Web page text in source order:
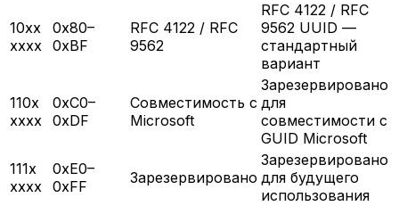
10xx
xxxx
0x80–
0xBF
RFC 4122 / RFC
9562
RFC 4122 / RFC
9562 UUID —
стандартный
вариант
110x
xxxx
0xC0–
0xDF
Совместимость с
Microsoft
Зарезервировано
для
совместимости с
GUID Microsoft
111x
xxxx
0xE0–
0xFF
Зарезервировано
Зарезервировано
для будущего
использования